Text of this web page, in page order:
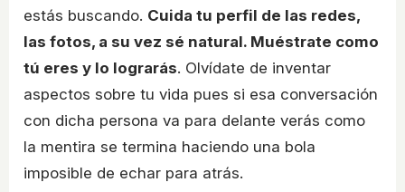
estás buscando. Cuida tu perfil de las redes,
las fotos, a su vez sé natural. Muéstrate como
tú eres y lo lograrás. Olvídate de inventar
aspectos sobre tu vida pues si esa conversación
con dicha persona va para delante verás como
la mentira se termina haciendo una bola
imposible de echar para atrás.